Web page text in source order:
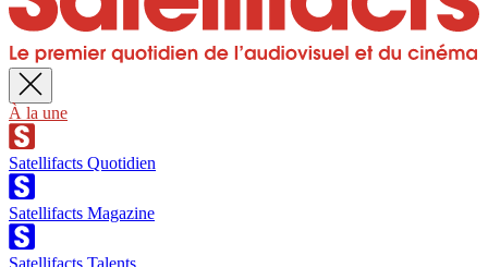
À la une
Satellifacts Quotidien
Satellifacts Magazine